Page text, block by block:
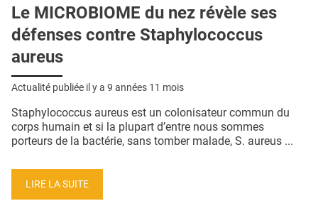
E-REVUE SAD
L'APP
PUBLICITÉ
CONTACT
en
Le MICROBIOME du nez révèle ses
défenses contre Staphylococcus
aureus
Actualité publiée il y a 9 années 11 mois
Staphylococcus aureus est un colonisateur commun du
corps humain et si la plupart d’entre nous sommes
porteurs de la bactérie, sans tomber malade, S. aureus ...
LIRE LA SUITE